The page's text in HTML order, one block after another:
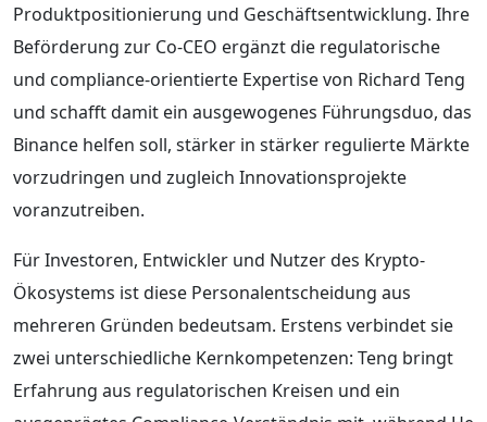
Produktpositionierung und Geschäftsentwicklung. Ihre
Beförderung zur Co-CEO ergänzt die regulatorische
und compliance-orientierte Expertise von Richard Teng
und schafft damit ein ausgewogenes Führungsduo, das
Binance helfen soll, stärker in stärker regulierte Märkte
vorzudringen und zugleich Innovationsprojekte
voranzutreiben.
Für Investoren, Entwickler und Nutzer des Krypto-
Ökosystems ist diese Personalentscheidung aus
mehreren Gründen bedeutsam. Erstens verbindet sie
zwei unterschiedliche Kernkompetenzen: Teng bringt
Erfahrung aus regulatorischen Kreisen und ein